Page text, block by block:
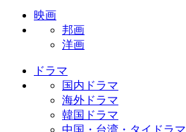
映画
邦画
洋画
ドラマ
国内ドラマ
海外ドラマ
韓国ドラマ
中国・台湾・タイドラマ